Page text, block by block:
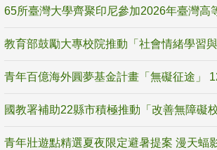
65所臺灣大學齊聚印尼參加2026年臺灣高